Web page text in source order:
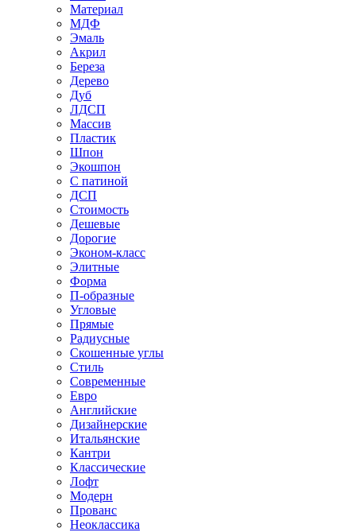
Материал
МДФ
Эмаль
Акрил
Береза
Дерево
Дуб
ЛДСП
Массив
Пластик
Шпон
Экошпон
С патиной
ДСП
Стоимость
Дешевые
Дорогие
Эконом-класс
Элитные
Форма
П-образные
Угловые
Прямые
Радиусные
Скошенные углы
Стиль
Современные
Евро
Английские
Дизайнерские
Итальянские
Кантри
Классические
Лофт
Модерн
Прованс
Неоклассика